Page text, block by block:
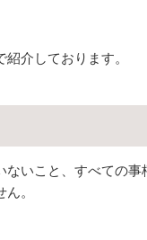
介しております。
ないこと、すべての事
。